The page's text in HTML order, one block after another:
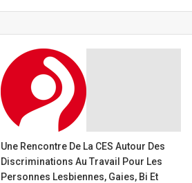
Une Rencontre De La CES Autour Des
Discriminations Au Travail Pour Les
Personnes Lesbiennes, Gaies, Bi Et